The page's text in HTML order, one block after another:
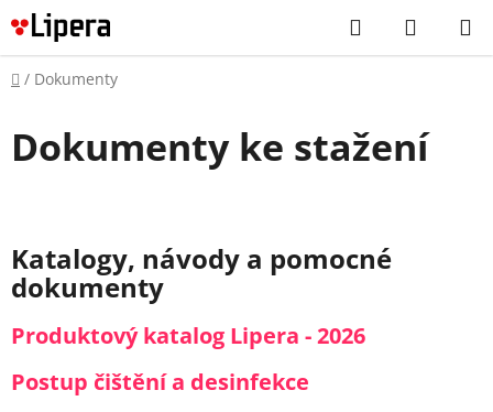
Prejsť
na
obsah
Hľadať
KOŠÍK
Domov
/ Dokumenty
Dokumenty ke stažení
Katalogy, návody a pomocné
dokumenty
Produktový katalog Lipera - 2026
Postup čištění a desinfekce